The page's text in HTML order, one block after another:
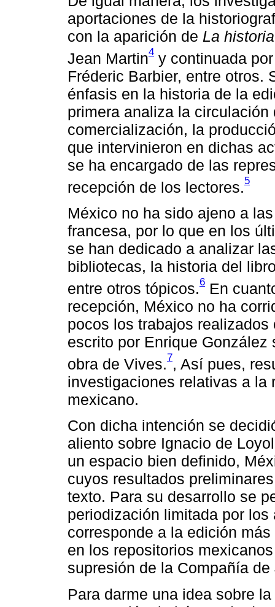
aportaciones de la
con la aparición de La
Jean Martin4 y continuada
Fréderic Barbier, entre otros.
énfasis en la historia de la
primera analiza la
comercialización, la
que intervinieron en dichas
se ha encargado de las
recepción de los lectores.5
México no ha sido ajeno a
francesa, por lo que en los
se han dedicado a analizar
bibliotecas, la historia del
entre otros tópicos.6 En
recepción, México no ha
pocos los trabajos
escrito por Enrique
obra de Vives.7, Así pues,
investigaciones relativas a la
mexicano.
Con dicha intención se
aliento sobre Ignacio de
un espacio bien definido,
cuyos resultados
texto. Para su desarrollo se
periodización limitada por
corresponde a la edición
en los repositorios
supresión de la Compañía
Para darme una idea sobre